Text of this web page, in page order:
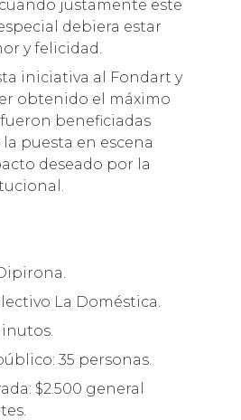
justamente este
debiera estar
y felicidad.
iniciativa al Fondart y
obtenido el máximo
beneficiadas
puesta en escena
deseado por la
La Doméstica.
35 personas.
$2.500 general